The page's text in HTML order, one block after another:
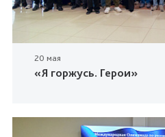
20 мая
«Я горжусь. Герои»